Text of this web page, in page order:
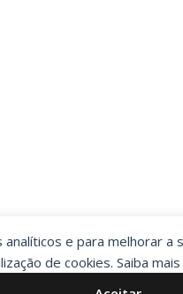
e para melhorar a
de cookies. Saiba